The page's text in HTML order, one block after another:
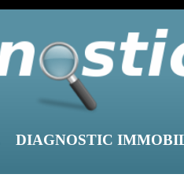
DIAGNOSTIC